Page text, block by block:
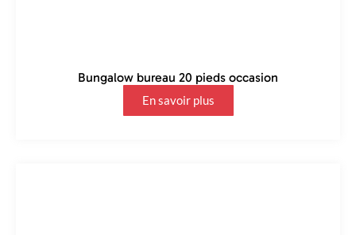
Bungalow bureau 20 pieds occasion
En savoir plus